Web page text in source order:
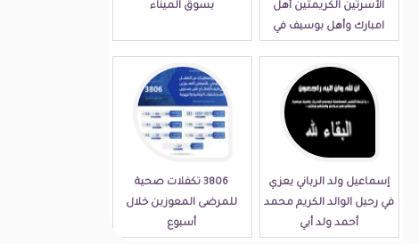
الأسرتين الكريمتين أهل
امبارك وأهل بوسيف في
بسوق الميناء
إسماعيل ولد الرباني يعزي
في رحيل الوالد الكريم محمد
أحمد ولد أبي
3806 تكفلات صحية
للمرضى المعوزين خلال
أسبوع